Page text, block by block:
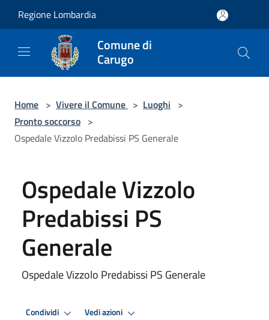
Regione Lombardia
Comune di
Carugo
Home > Vivere il Comune > Luoghi >
Pronto soccorso >
Ospedale Vizzolo Predabissi PS Generale
Ospedale Vizzolo
Predabissi PS
Generale
Ospedale Vizzolo Predabissi PS Generale
Condividi Vedi azioni